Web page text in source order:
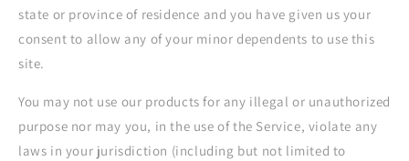
state or province of residence and you have given us your
consent to allow any of your minor dependents to use this
site.
You may not use our products for any illegal or unauthorized
purpose nor may you, in the use of the Service, violate any
laws in your jurisdiction (including but not limited to